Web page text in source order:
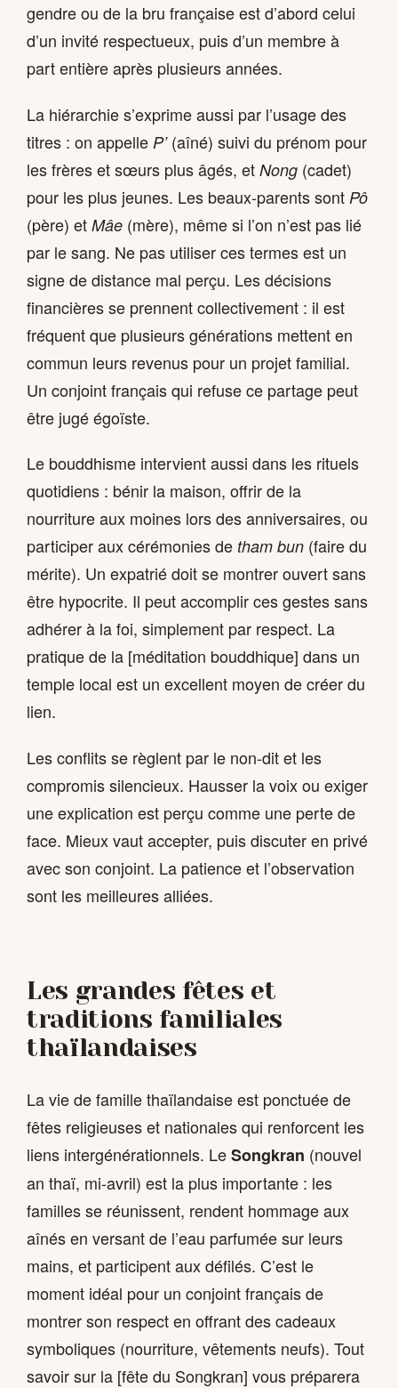
gendre ou de la bru française est d’abord celui
d’un invité respectueux, puis d’un membre à
part entière après plusieurs années.
La hiérarchie s’exprime aussi par l’usage des
titres : on appelle P’(aîné) suivi du prénom pour
les frères et sœurs plus âgés, et Nong (cadet)
pour les plus jeunes. Les beaux-parents sont Pô
(père) et Mâe (mère), même si l’on n’est pas lié
par le sang. Ne pas utiliser ces termes est un
signe de distance mal perçu. Les décisions
financières se prennent collectivement : il est
fréquent que plusieurs générations mettent en
commun leurs revenus pour un projet familial.
Un conjoint français qui refuse ce partage peut
être jugé égoïste.
Le bouddhisme intervient aussi dans les rituels
quotidiens : bénir la maison, offrir de la
nourriture aux moines lors des anniversaires, ou
participer aux cérémonies de tham bun (faire du
mérite). Un expatrié doit se montrer ouvert sans
être hypocrite. Il peut accomplir ces gestes sans
adhérer à la foi, simplement par respect. La
pratique de la [méditation bouddhique] dans un
temple local est un excellent moyen de créer du
lien.
Les conflits se règlent par le non-dit et les
compromis silencieux. Hausser la voix ou exiger
une explication est perçu comme une perte de
face. Mieux vaut accepter, puis discuter en privé
avec son conjoint. La patience et l’observation
sont les meilleures alliées.
Les grandes fêtes et
traditions familiales
thaïlandaises
La vie de famille thaïlandaise est ponctuée de
fêtes religieuses et nationales qui renforcent les
liens intergénérationnels. LeSongkran (nouvel
an thaï, mi-avril) est la plus importante : les
familles se réunissent, rendent hommage aux
aînés en versant de l’eau parfumée sur leurs
mains, et participent aux défilés. C’est le
moment idéal pour un conjoint français de
montrer son respect en offrant des cadeaux
symboliques (nourriture, vêtements neufs). Tout
savoir sur la [fête du Songkran] vous préparera